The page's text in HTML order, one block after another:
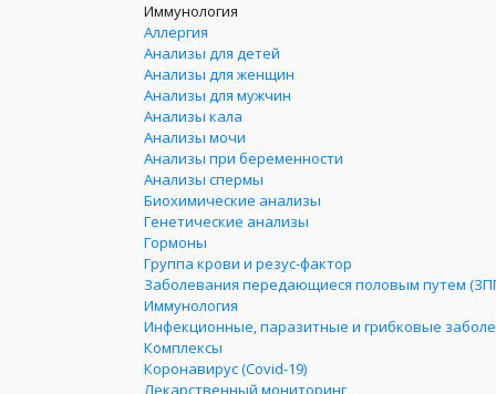
Иммунология
Аллергия
Анализы для детей
Анализы для женщин
Анализы для мужчин
Анализы кала
Анализы мочи
Анализы при беременности
Анализы спермы
Биохимические анализы
Генетические анализы
Гормоны
Группа крови и резус-фактор
Заболевания передающиеся половым путем
Иммунология
Инфекционные, паразитные и грибковые
Комплексы
Коронавирус (Covid-19)
Лекарственный мониторинг